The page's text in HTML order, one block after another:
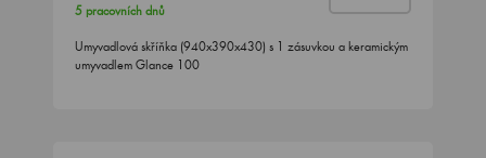
5 pracovních dnů
Umyvadlová skříňka (940x390x430) s 1 zásuvkou a keramickým
umyvadlem Glance 100